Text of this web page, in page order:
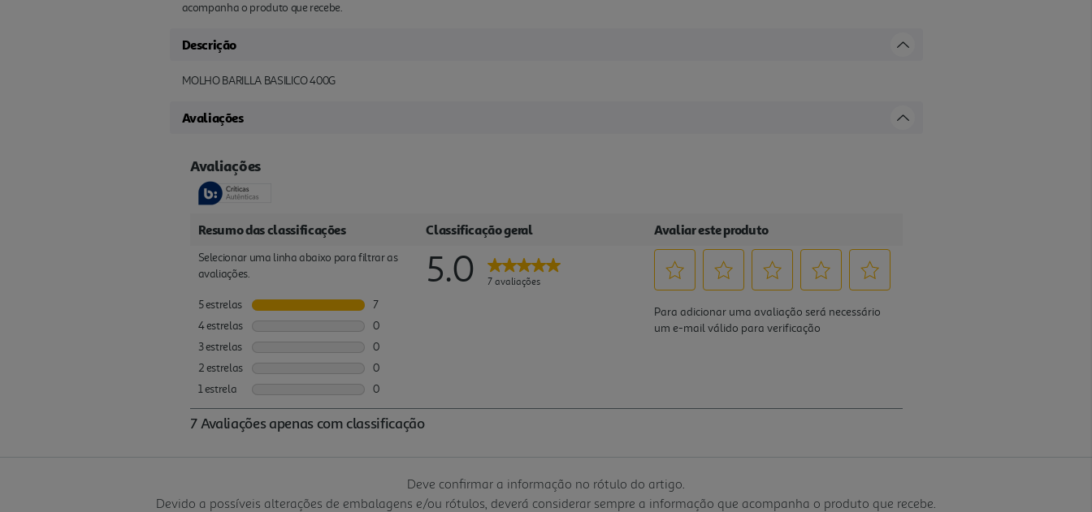
acompanha o produto que recebe.
Descrição
MOLHO BARILLA BASILICO 400G
Avaliações
Deve confirmar a informação no rótulo do artigo.
Devido a possíveis alterações de embalagens e/ou rótulos, deverá considerar sempre a informação que acompanha o produto que recebe.